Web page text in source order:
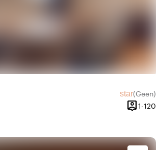
star(Geen)
Geen
person_pin1-120